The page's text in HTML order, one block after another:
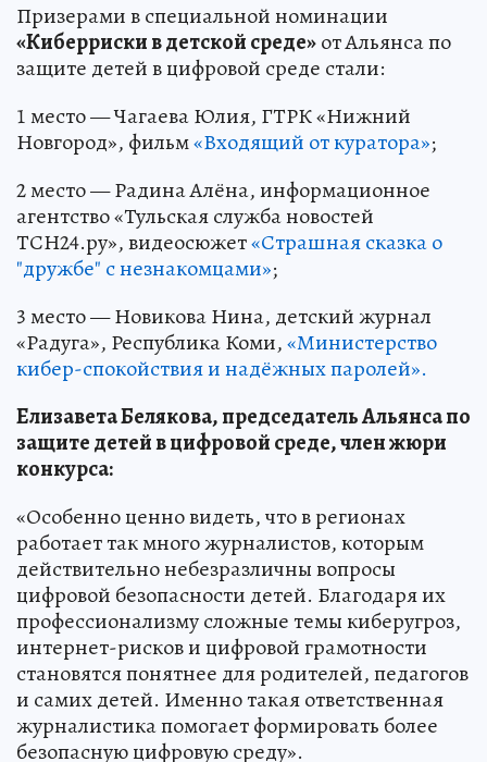
Призерами в специальной номинации
«Киберриски в детской среде»от Альянса по
защите детей в цифровой среде стали:
1 место — Чагаева Юлия, ГТРК «Нижний
Новгород», фильм«Входящий от куратора»;
2 место — Радина Алёна, информационное
агентство «Тульская служба новостей
ТСН24.ру», видеосюжет«Страшная сказка о
"дружбе" с незнакомцами»;
3 место — Новикова Нина, детский журнал
«Радуга», Республика Коми,«Министерство
кибер-спокойствия и надёжных паролей».
Елизавета Белякова, председатель Альянса по
защите детей в цифровой среде, член жюри
конкурса:
«Особенно ценно видеть, что в регионах
работает так много журналистов, которым
действительно небезразличны вопросы
цифровой безопасности детей. Благодаря их
профессионализму сложные темы киберугроз,
интернет-рисков и цифровой грамотности
становятся понятнее для родителей, педагогов
и самих детей. Именно такая ответственная
журналистика помогает формировать более
безопасную цифровую среду».